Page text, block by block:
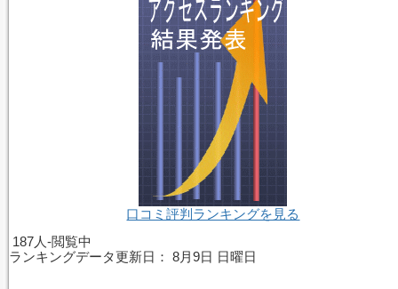
口コミ評判ランキングを見る
187人-閲覧中
ランキングデータ更新日： 8月9日 日曜日